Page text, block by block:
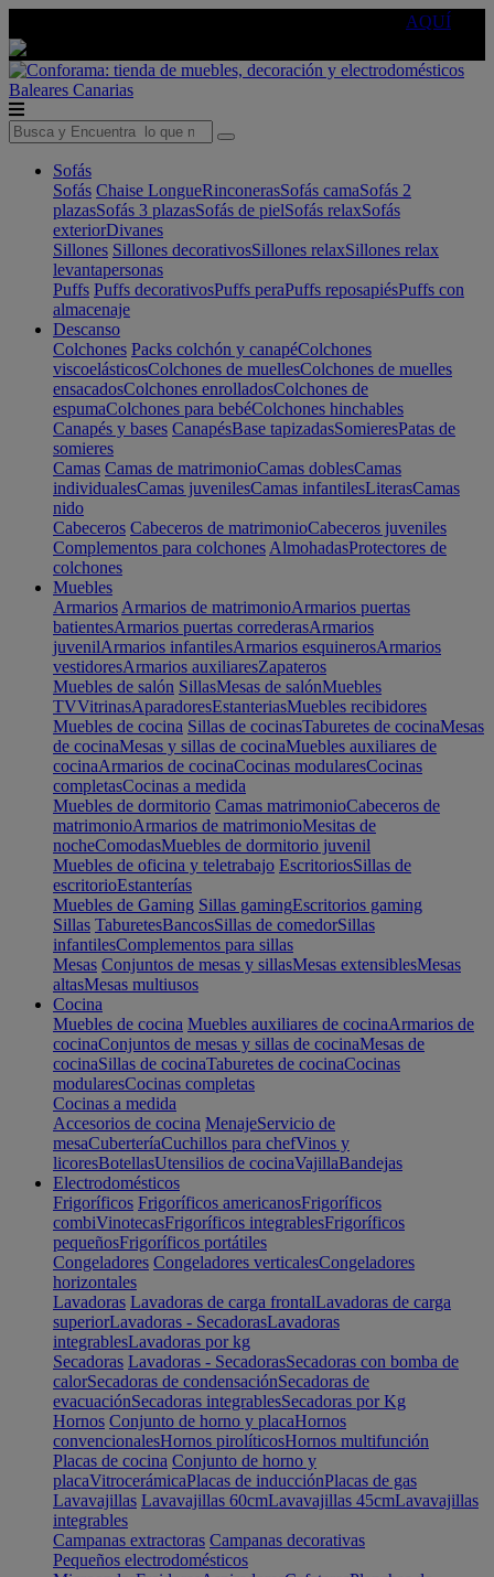
AQUÍ
Baleares Canarias
Sofás
Sofás Chaise LongueRinconerasSofás camaSofás 2
plazasSofás 3 plazasSofás de pielSofás relaxSofás
exteriorDivanes
Sillones Sillones decorativosSillones relaxSillones relax
levantapersonas
Puffs Puffs decorativosPuffs peraPuffs reposapiésPuffs con
almacenaje
Descanso
Colchones Packs colchón y canapéColchones
viscoelásticosColchones de muellesColchones de muelles
ensacadosColchones enrolladosColchones de
espumaColchones para bebéColchones hinchables
Canapés y bases CanapésBase tapizadasSomieresPatas de
somieres
Camas Camas de matrimonioCamas doblesCamas
individualesCamas juvenilesCamas infantilesLiterasCamas
nido
Cabeceros Cabeceros de matrimonioCabeceros juveniles
Complementos para colchones AlmohadasProtectores de
colchones
Muebles
Armarios Armarios de matrimonioArmarios puertas
batientesArmarios puertas correderasArmarios
juvenilArmarios infantilesArmarios esquinerosArmarios
vestidoresArmarios auxiliaresZapateros
Muebles de salón SillasMesas de salónMuebles
TVVitrinasAparadoresEstanteriasMuebles recibidores
Muebles de cocina Sillas de cocinasTaburetes de cocinaMesas
de cocinaMesas y sillas de cocinaMuebles auxiliares de
cocinaArmarios de cocinaCocinas modularesCocinas
completasCocinas a medida
Muebles de dormitorio Camas matrimonioCabeceros de
matrimonioArmarios de matrimonioMesitas de
nocheComodasMuebles de dormitorio juvenil
Muebles de oficina y teletrabajo EscritoriosSillas de
escritorioEstanterías
Muebles de Gaming Sillas gamingEscritorios gaming
Sillas TaburetesBancosSillas de comedorSillas
infantilesComplementos para sillas
Mesas Conjuntos de mesas y sillasMesas extensiblesMesas
altasMesas multiusos
Cocina
Muebles de cocina Muebles auxiliares de cocinaArmarios de
cocinaConjuntos de mesas y sillas de cocinaMesas de
cocinaSillas de cocinaTaburetes de cocinaCocinas
modularesCocinas completas
Cocinas a medida
Accesorios de cocina MenajeServicio de
mesaCuberteríaCuchillos para chefVinos y
licoresBotellasUtensilios de cocinaVajillaBandejas
Electrodomésticos
Frigoríficos Frigoríficos americanosFrigoríficos
combiVinotecasFrigoríficos integrablesFrigoríficos
pequeñosFrigoríficos portátiles
Congeladores Congeladores verticalesCongeladores
horizontales
Lavadoras Lavadoras de carga frontalLavadoras de carga
superiorLavadoras - SecadorasLavadoras
integrablesLavadoras por kg
Secadoras Lavadoras - SecadorasSecadoras con bomba de
calorSecadoras de condensaciónSecadoras de
evacuaciónSecadoras integrablesSecadoras por Kg
Hornos Conjunto de horno y placaHornos
convencionalesHornos pirolíticosHornos multifunción
Placas de cocina Conjunto de horno y
placaVitrocerámicaPlacas de inducciónPlacas de gas
Lavavajillas Lavavajillas 60cmLavavajillas 45cmLavavajillas
integrables
Campanas extractoras Campanas decorativas
Pequeños electrodomésticos